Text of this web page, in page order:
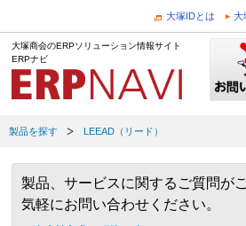
大塚IDとは 大
大塚商会のERPソリューション情報サイト
ERPナビ
製品を探す LEEAD（リード）
製品、サービスに関するご質問が
気軽にお問い合わせください。